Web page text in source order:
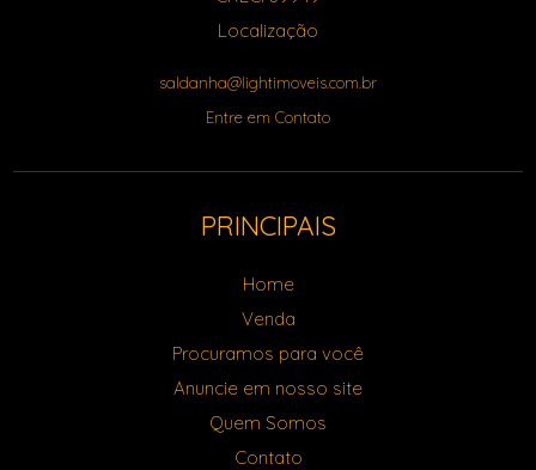
Localização
saldanha@lightimoveis.com.br
Entre em Contato
PRINCIPAIS
Home
Venda
Procuramos para você
Anuncie em nosso site
Quem Somos
Contato